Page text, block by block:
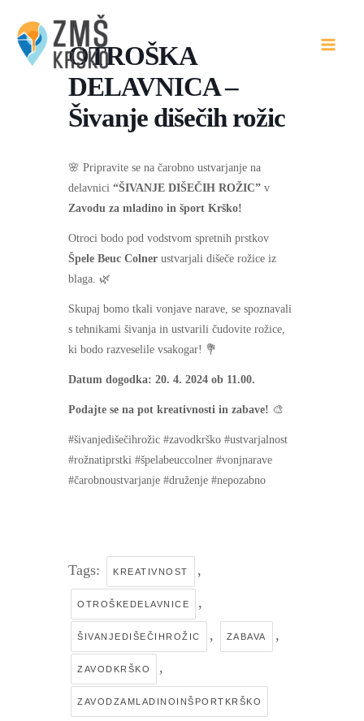
content
OTROŠKA
DELAVNICA –
Šivanje dišečih rožic
🌸 Pripravite se na čarobno ustvarjanje na
delavnici “ŠIVANJE DIŠEČIH ROŽIC” v
Zavodu za mladino in šport Krško!
Otroci bodo pod vodstvom spretnih prstkov
Špele Beuc Colner ustvarjali dišeče rožice iz
blaga. 🌿
Skupaj bomo tkali vonjave narave, se spoznavali
s tehnikami šivanja in ustvarili čudovite rožice,
ki bodo razveselile vsakogar! 💐
Datum dogodka: 20. 4. 2024 ob 11.00.
Podajte se na pot kreativnosti in zabave! 🎨
#šivanjedišečihrožic #zavodkrško #ustvarjalnost
#rožnatiprstki #špelabeuccolner #vonjnarave
#čarobnoustvarjanje #druženje #nepozabno
Tags: KREATIVNOST ,
OTROŠKEDELAVNICE ,
ŠIVANJEDIŠEČIHROŽIC , ZABAVA ,
ZAVODKRŠKO ,
ZAVODZAMLADINOINŠPORTKRŠKO